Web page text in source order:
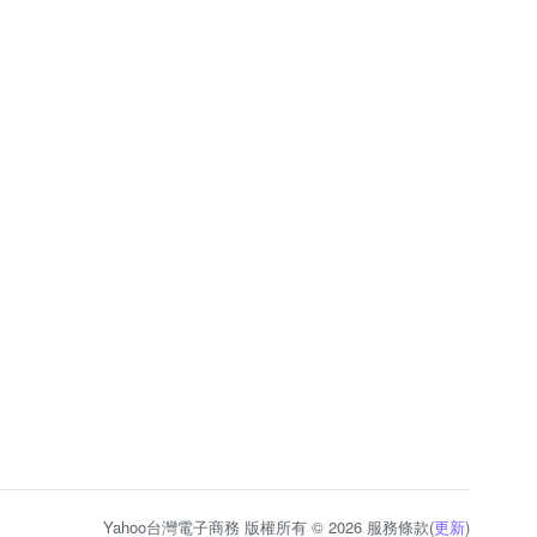
Yahoo台灣電子商務 版權所有 © 2026 服務條款(更新)